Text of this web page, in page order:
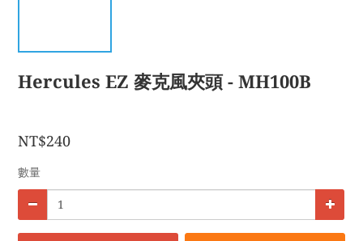
Hercules EZ 麥克風夾頭 - MH100B
NT$240
數量